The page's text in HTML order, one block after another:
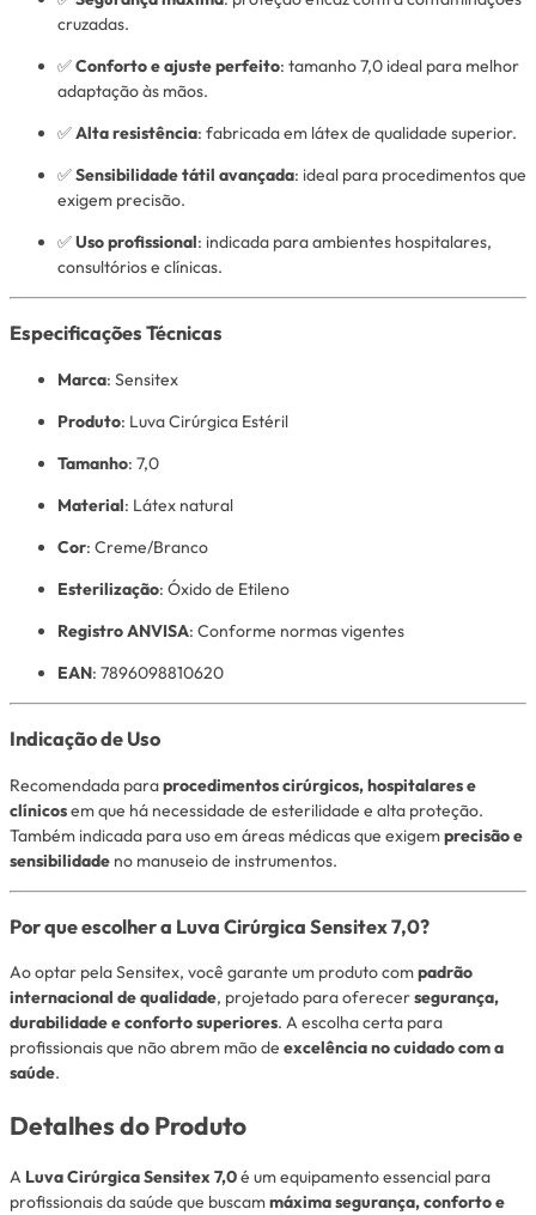
cruzadas.
✅Conforto e ajuste perfeito: tamanho 7,0 ideal para melhor
adaptação às mãos.
✅Alta resistência: fabricada em látex de qualidade superior.
✅Sensibilidade tátil avançada: ideal para procedimentos que
exigem precisão.
✅Uso profissional: indicada para ambientes hospitalares,
consultórios e clínicas.
Especificações Técnicas
Marca: Sensitex
Produto: Luva Cirúrgica Estéril
Tamanho: 7,0
Material: Látex natural
Cor: Creme/Branco
Esterilização: Óxido de Etileno
Registro ANVISA: Conforme normas vigentes
EAN: 7896098810620
Indicação de Uso
Recomendada paraprocedimentos cirúrgicos, hospitalares e
clínicosem que há necessidade de esterilidade e alta proteção.
Também indicada para uso em áreas médicas que exigemprecisão e
sensibilidade no manuseio de instrumentos.
Por que escolher a Luva Cirúrgica Sensitex 7,0?
Ao optar pela Sensitex, você garante um produto compadrão
internacional de qualidade, projetado para oferecersegurança,
durabilidade e conforto superiores. A escolha certa para
profissionais que não abrem mão de excelência no cuidado com a
saúde.
Detalhes do Produto
A Luva Cirúrgica Sensitex 7,0é um equipamento essencial para
profissionais da saúde que buscammáxima segurança, conforto e